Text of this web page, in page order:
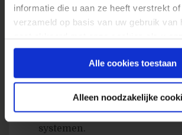
informatie die u aan ze heeft verstrekt
verzameld op basis van uw gebruik van
gebruiken.
Alle cookies toestaan
Alleen noodzakelijke
Wij vragen
Minimaal 3 jaar relevante
Aantoonbare ervaring met
voorkeur op meerdere
systemen.